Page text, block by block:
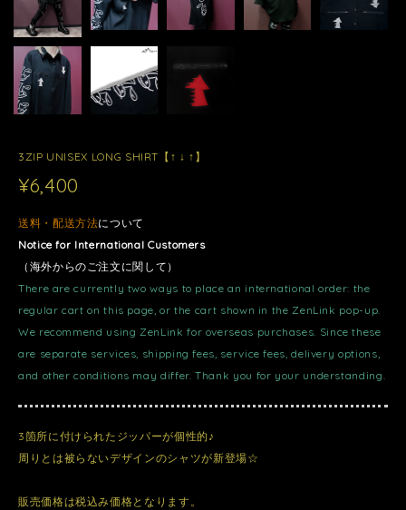
3ZIP UNISEX LONG SHIRT【↑ ↓ ↑】
¥6,400
送料・配送方法について
Notice for International Customers
（海外からのご注文に関して）
There are currently two ways to place an international order: the
regular cart on this page, or the cart shown in the ZenLink pop-up.
We recommend using ZenLink for overseas purchases. Since these
are separate services, shipping fees, service fees, delivery options,
and other conditions may differ. Thank you for your understanding.
3箇所に付けられたジッパーが個性的♪
周りとは被らないデザインのシャツが新登場☆
販売価格は税込み価格となります。